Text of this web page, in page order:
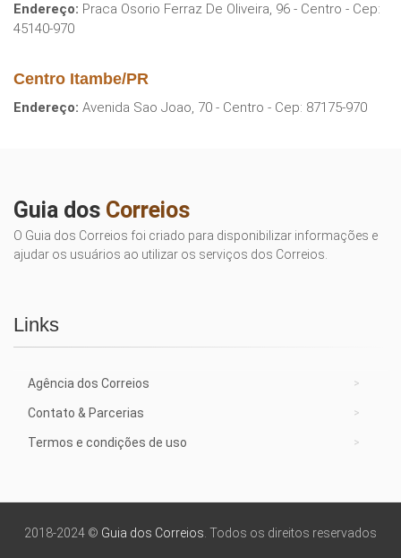
Endereço: Praca Osorio Ferraz De Oliveira, 96 - Centro - Cep:
45140-970
Centro Itambe/PR
Endereço: Avenida Sao Joao, 70 - Centro - Cep: 87175-970
Guia dos Correios
O Guia dos Correios foi criado para disponibilizar informações e
ajudar os usuários ao utilizar os serviços dos Correios.
Links
Agência dos Correios
Contato & Parcerias
Termos e condições de uso
2018-2024 © Guia dos Correios . Todos os direitos reservados